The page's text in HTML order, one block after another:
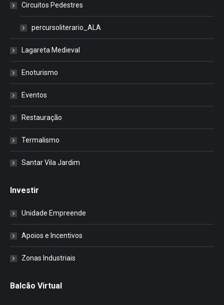
Circuitos Pedestres
percursoliterario_ALA
Lagareta Medieval
Enoturismo
Eventos
Restauração
Termalismo
Santar Vila Jardim
Investir
Unidade Empreende
Apoios e Incentivos
Zonas Industriais
Balcão Virtual